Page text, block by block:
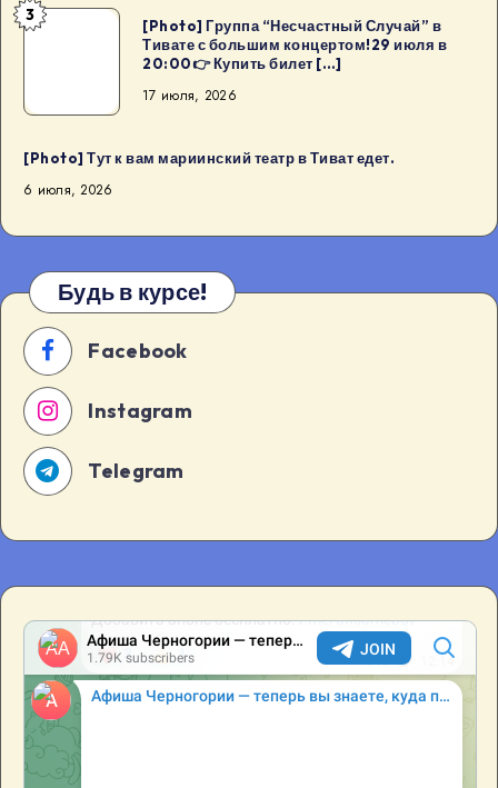
Тивате
концертом!29
в
20:00
Купить
билет
[…]
[Photo]
Случай”
Тивате
с
концертом!29
июля
в
20:00
👉
Купить
билет
[…]
3
[Photo] Группа “Несчастный Случай” в
Тивате с большим концертом!29 июля в
20:00👉 Купить билет […]
17 июля, 2026
[Photo] Тут к вам мариинский театр в Тиват едет.
6 июля, 2026
Будь в курсе!
Facebook
Instagram
Telegram